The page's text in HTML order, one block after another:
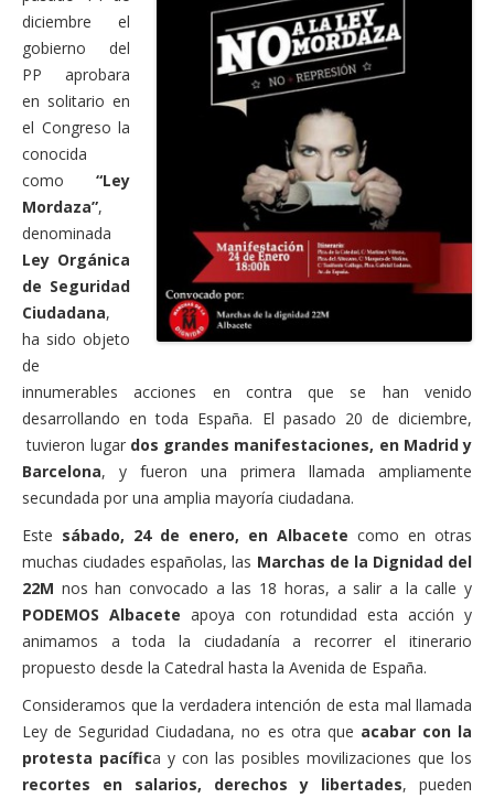
diciembre el
gobierno del
PP aprobara
en solitario en
el Congreso la
conocida
como “Ley
Mordaza”,
denominada
Ley Orgánica
de Seguridad
Ciudadana,
ha sido objeto
de
innumerables acciones en contra que se han venido
desarrollando en toda España. El pasado 20 de diciembre,
tuvieron lugar dos grandes manifestaciones, en Madrid y
Barcelona, y fueron una primera llamada ampliamente
secundada por una amplia mayoría ciudadana.
Este sábado, 24 de enero, en Albacete como en otras
muchas ciudades españolas, las Marchas de la Dignidad del
22M nos han convocado a las 18 horas, a salir a la calle y
PODEMOS Albacete apoya con rotundidad esta acción y
animamos a toda la ciudadanía a recorrer el itinerario
propuesto desde la Catedral hasta la Avenida de España.
Consideramos que la verdadera intención de esta mal llamada
Ley de Seguridad Ciudadana, no es otra que acabar con la
protesta pacífica y con las posibles movilizaciones que los
recortes en salarios, derechos y libertades, pueden